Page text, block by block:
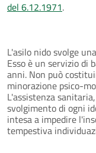
del 6.12.1971.
L'asilo nido svolge
Esso è un servizio di
anni. Non può
minorazione psico-
L'assistenza
svolgimento di ogni
intesa a impedire
tempestiva